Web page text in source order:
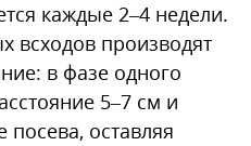
каждые 2–4 недели.
всходов производят
в фазе одного
5–7 см и
посева, оставляя